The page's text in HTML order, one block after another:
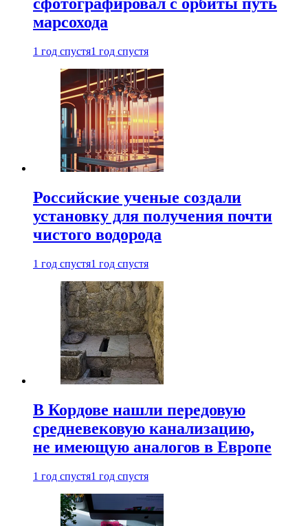
марсохода
1 год спустя1 год спустя
Российские ученые создали
установку для получения почти
чистого водорода
1 год спустя1 год спустя
В Кордове нашли передовую
средневековую канализацию,
не имеющую аналогов в Европе
1 год спустя1 год спустя